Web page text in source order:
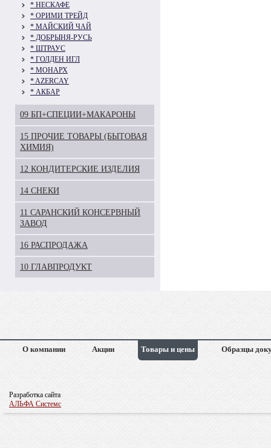
* НЕСКАФЕ
* ОРИМИ ТРЕЙД
* МАЙСКИЙ ЧАЙ
* ДОБРЫНЯ-РУСЬ
* ШТРАУС
* ГОЛДЕН ИГЛ
* МОНАРХ
* AZERCAY
* АКБАР
09 БП+СПЕЦИИ+МАКАРОНЫ
15 ПРОЧИЕ ТОВАРЫ (БЫТОВАЯ
ХИМИЯ)
12 КОНДИТЕРСКИЕ ИЗДЕЛИЯ
14 СНЕКИ
11 САРАНСКИЙ КОНСЕРВНЫЙ
ЗАВОД
16 РАСПРОДАЖА
10 ГЛАВПРОДУКТ
О компании Акции Товары и цены Образцы
Разработка сайта
АЛЬФА Системс